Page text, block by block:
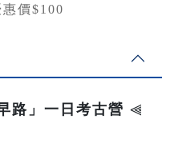
價$100
路」一日考古營 ⫷